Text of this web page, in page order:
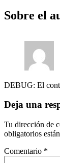
Sobre el
DEBUG: El
Deja una
Tu dirección de
obligatorios
Comentario *